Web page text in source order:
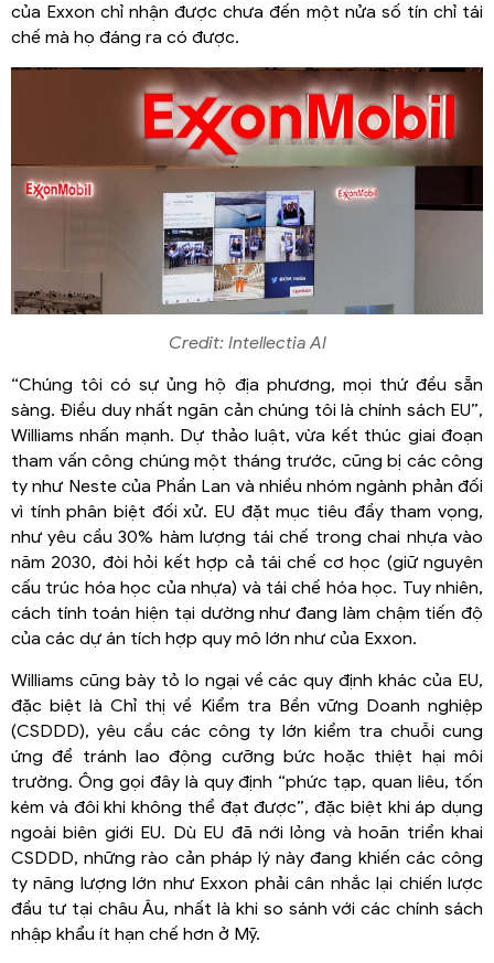
của Exxon chỉ nhận được chưa đến một nửa số tín chỉ tái
chế mà họ đáng ra có được.
Credit: Intellectia AI
“Chúng tôi có sự ủng hộ địa phương, mọi thứ đều sẵn
sàng. Điều duy nhất ngăn cản chúng tôi là chính sách EU”,
Williams nhấn mạnh. Dự thảo luật, vừa kết thúc giai đoạn
tham vấn công chúng một tháng trước, cũng bị các công
ty như Neste của Phần Lan và nhiều nhóm ngành phản đối
vì tính phân biệt đối xử. EU đặt mục tiêu đầy tham vọng,
như yêu cầu 30% hàm lượng tái chế trong chai nhựa vào
năm 2030, đòi hỏi kết hợp cả tái chế cơ học (giữ nguyên
cấu trúc hóa học của nhựa) và tái chế hóa học. Tuy nhiên,
cách tính toán hiện tại dường như đang làm chậm tiến độ
của các dự án tích hợp quy mô lớn như của Exxon.
Williams cũng bày tỏ lo ngại về các quy định khác của EU,
đặc biệt là Chỉ thị về Kiểm tra Bền vững Doanh nghiệp
(CSDDD), yêu cầu các công ty lớn kiểm tra chuỗi cung
ứng để tránh lao động cưỡng bức hoặc thiệt hại môi
trường. Ông gọi đây là quy định “phức tạp, quan liêu, tốn
kém và đôi khi không thể đạt được”, đặc biệt khi áp dụng
ngoài biên giới EU. Dù EU đã nới lỏng và hoãn triển khai
CSDDD, những rào cản pháp lý này đang khiến các công
ty năng lượng lớn như Exxon phải cân nhắc lại chiến lược
đầu tư tại châu Âu, nhất là khi so sánh với các chính sách
nhập khẩu ít hạn chế hơn ở Mỹ.